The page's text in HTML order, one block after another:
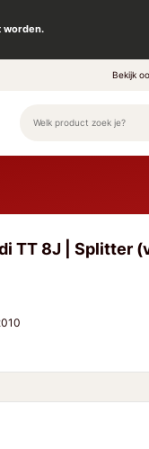
worden.
Bekijk
TT 8J | Splitter